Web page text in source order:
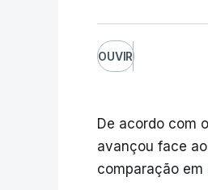
OUVIR
De acordo com
avançou face
comparação em